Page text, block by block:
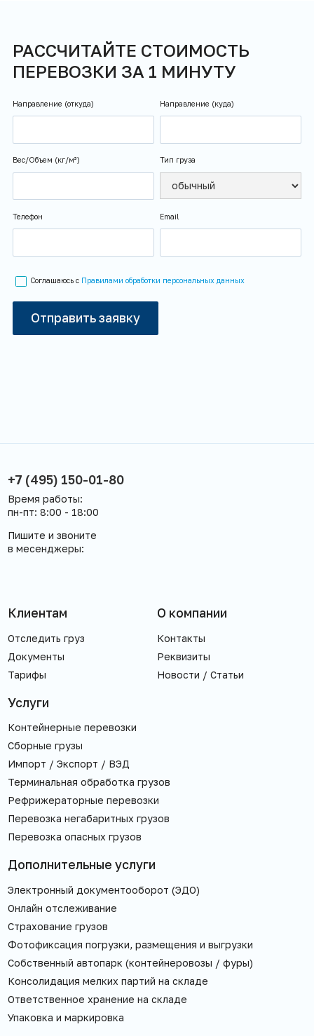
РАССЧИТАЙТЕ СТОИМОСТЬ
ПЕРЕВОЗКИ ЗА 1 МИНУТУ
Направление (откуда) Направление (куда)
Вес/Объем (кг/м³) Тип груза
Телефон Email
Соглашаюсь с Правилами обработки персональных данных
+7 (495) 150-01-80
Время работы:
пн-пт: 8:00 - 18:00
Пишите и звоните
в месенджеры:
Клиентам
Отследить груз
Документы
Тарифы
О компании
Контакты
Реквизиты
Новости / Статьи
Услуги
Контейнерные перевозки
Сборные грузы
Импорт / Экспорт / ВЭД
Терминальная обработка грузов
Рефрижераторные перевозки
Перевозка негабаритных грузов
Перевозка опасных грузов
Дополнительные услуги
Электронный документооборот (ЭДО)
Онлайн отслеживание
Страхование грузов
Фотофиксация погрузки, размещения и выгрузки
Собственный автопарк (контейнеровозы / фуры)
Консолидация мелких партий на складе
Ответственное хранение на складе
Упаковка и маркировка